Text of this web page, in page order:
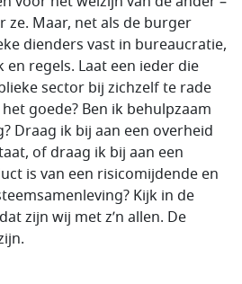
ze. Maar, net als de burger
dienders vast in bureaucratie,
regels. Laat een ieder die
sector bij zichzelf te rade
goede? Ben ik behulpzaam
Draag ik bij aan een overheid
of draag ik bij aan een
is van een risicomijdende en
Kijk in de
zijn wij met z’n allen. De